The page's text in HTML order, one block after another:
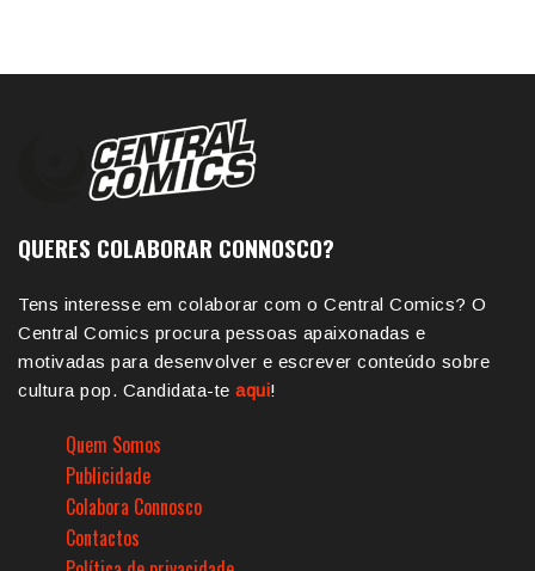
QUERES COLABORAR CONNOSCO?
Tens interesse em colaborar com o Central Comics? O
Central Comics procura pessoas apaixonadas e
motivadas para desenvolver e escrever conteúdo sobre
cultura pop. Candidata-te aqui!
Quem Somos
Publicidade
Colabora Connosco
Contactos